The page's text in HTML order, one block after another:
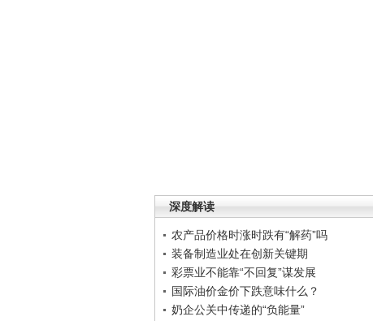
深度解读
农产品价格时涨时跌有“解药”吗
装备制造业处在创新关键期
彩票业不能靠“不回复”谋发展
国际油价金价下跌意味什么？
奶企公关中传递的“负能量”